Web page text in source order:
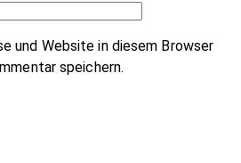
und Website in diesem Browser
speichern.